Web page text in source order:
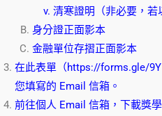
v. 清寒證明（非必要，若
身分證正面影本
金融單位存摺正面影本
在此表單（https://forms.gle/
您填寫的 Email 信箱。
前往個人 Email 信箱，下載獎